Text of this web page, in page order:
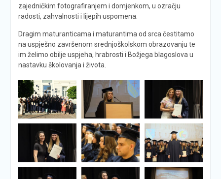
zajedničkim fotografiranjem i domjenkom, u ozračju
radosti, zahvalnosti i lijepih uspomena.
Dragim maturanticama i maturantima od srca čestitamo
na uspješno završenom srednjoškolskom obrazovanju te
im želimo obilje uspjeha, hrabrosti i Božjega blagoslova u
nastavku školovanja i života.